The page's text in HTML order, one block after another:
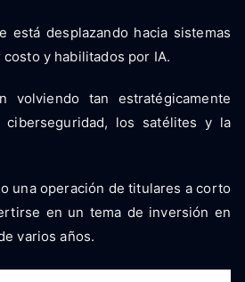
está desplazando hacia sistemas
y habilitados por IA.
volviendo tan estratégicamente
ciberseguridad, los satélites y la
una operación de titulares a corto
en un tema de inversión en
varios años.